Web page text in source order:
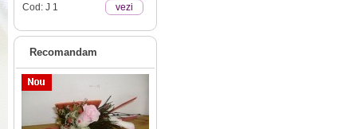
Cod: J 1 vezi
Recomandam